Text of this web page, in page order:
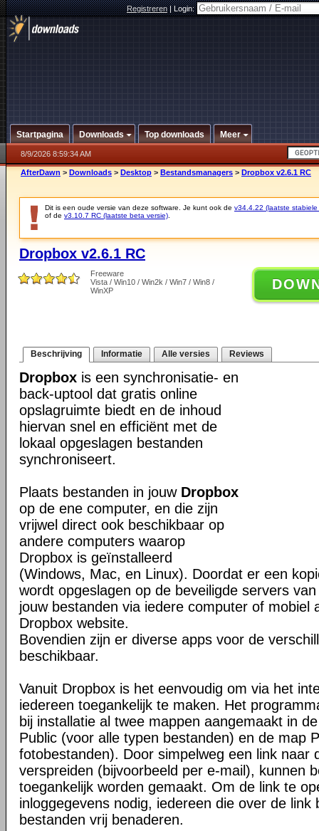
Registreren|Login:
Startpagina Downloads Top downloads Meer
8/9/2026 8:59:34 AM
AfterDawn > Downloads > Desktop > Bestandsmanagers > Dropbox v2.6.1 RC
Dit is een oude versie van deze software. Je kunt ook de v34.4.22 (laatste stabiele
of de v3.10.7 RC (laatste beta versie)
Dropbox v2.6.1 RC
Freeware
Vista / Win10 / Win2k / Win7 / Win8 /
WinXP
Beschrijving Informatie Alle versies Reviews
Dropbox is een synchronisatie- en
back-uptool dat gratis online
opslagruimte biedt en de inhoud
hiervan snel en efficiënt met de
lokaal opgeslagen bestanden
synchroniseert.
Plaats bestanden in jouw Dropbox
op de ene computer, en die zijn
vrijwel direct ook beschikbaar op
andere computers waarop
Dropbox is geïnstalleerd
(Windows, Mac, en Linux). Doordat er een
wordt opgeslagen op de beveiligde servers
jouw bestanden via iedere computer of mobiel
Dropbox website.
Bovendien zijn er diverse apps voor de
beschikbaar.
Vanuit Dropbox is het eenvoudig om via het
iedereen toegankelijk te maken. Het
bij installatie al twee mappen aangemaakt in
Public (voor alle typen bestanden) en de map
fotobestanden). Door simpelweg een link naar
verspreiden (bijvoorbeeld per e-mail), kunnen
toegankelijk worden gemaakt. Om de link te
inloggegevens nodig, iedereen die over de link
bestanden vrij benaderen.